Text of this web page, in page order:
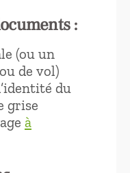
:
(ou un
de vol)
du
grise
à